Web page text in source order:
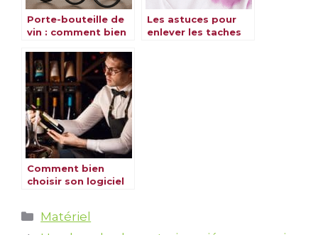
Porte-bouteille de
vin : comment bien
Les astuces pour
enlever les taches
Comment bien
choisir son logiciel
Catégories
Matériel